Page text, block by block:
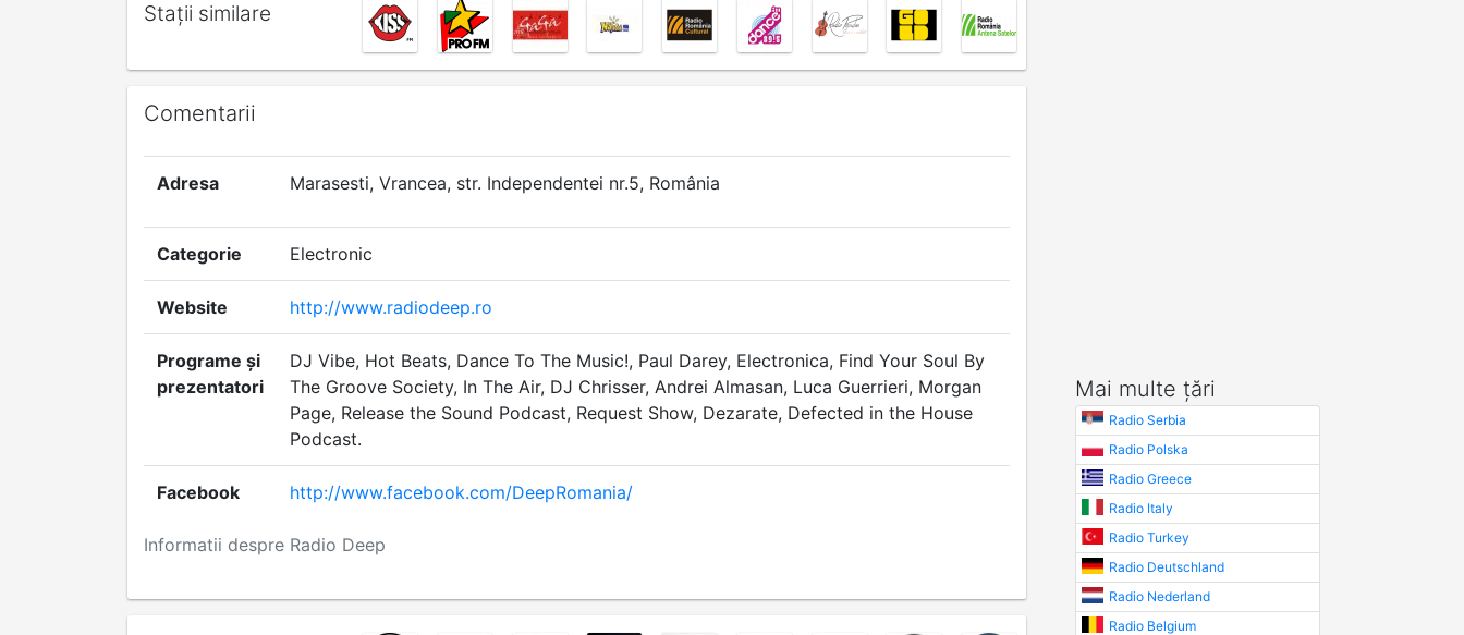
Stații similare
Comentarii
Informatii despre Radio Deep
Adresa Marasesti, Vrancea, str. Independentei nr.5, România
Categorie Electronic
Website http://www.radiodeep.ro
Programe și
prezentatori
DJ Vibe, Hot Beats, Dance To The Music!, Paul Darey, Electronica, Find Your Soul By
The Groove Society, In The Air, DJ Chrisser, Andrei Almasan, Luca Guerrieri, Morgan
Page, Release the Sound Podcast, Request Show, Dezarate, Defected in the House
Podcast.
Facebook http://www.facebook.com/DeepRomania/
Mai multe țări
Radio Serbia
Radio Polska
Radio Greece
Radio Italy
Radio Turkey
Radio Deutschland
Radio Nederland
Radio Belgium